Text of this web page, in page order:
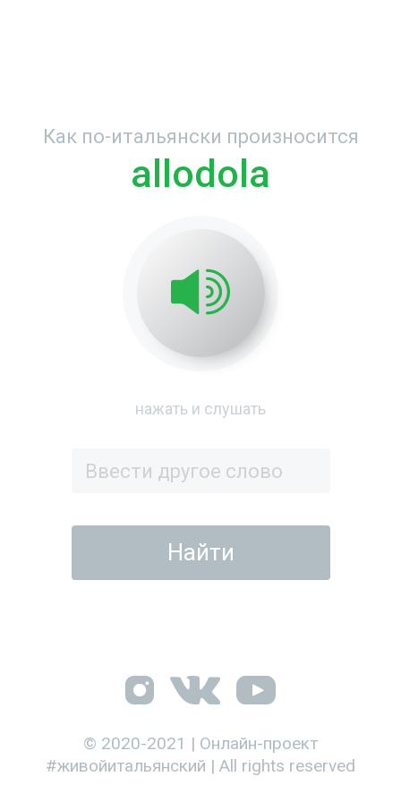
Как по-итальянски произносится
allodola
нажать и слушать
© 2020-2021 | Онлайн-проект
#живойитальянский | All rights reserved